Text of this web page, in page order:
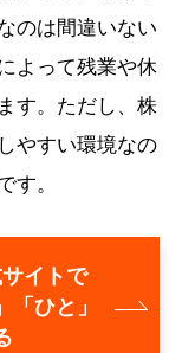
のは間違いない
よって残業や休
す。ただし、株
やすい環境なの
。
イトで
ひと」